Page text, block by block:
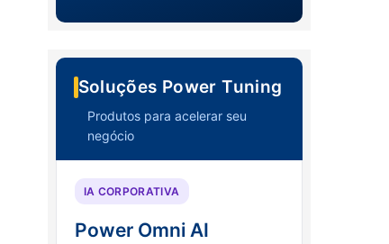
Soluções Power Tuning
Produtos para acelerar seu
negócio
IA CORPORATIVA
Power Omni AI